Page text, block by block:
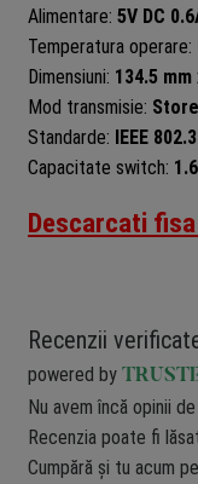
Alimentare: 5V DC
Temperatura operare:
Dimensiuni: 134.5 mm
Mod transmisie:
Standarde:
IEEE
Capacitate switch:
Descarcati
Recenzii
powered by
Nu avem încă opinii
Recenzia poate fi
Cumpără și tu acum